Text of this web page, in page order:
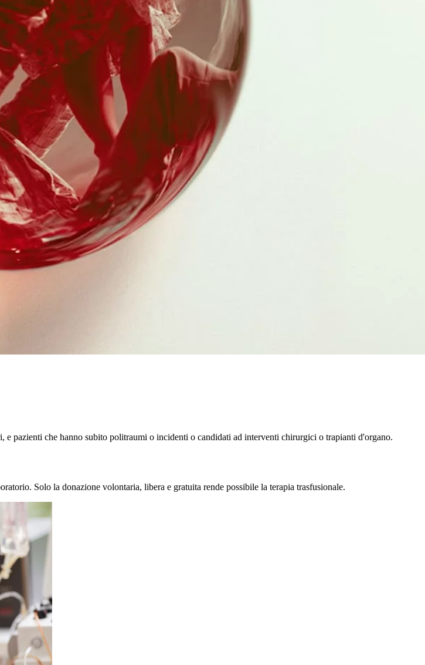
pazienti che hanno subito politraumi o incidenti o candidati ad interventi chirurgici o trapianti d'organo.
Solo la donazione volontaria, libera e gratuita rende possibile la terapia trasfusionale.